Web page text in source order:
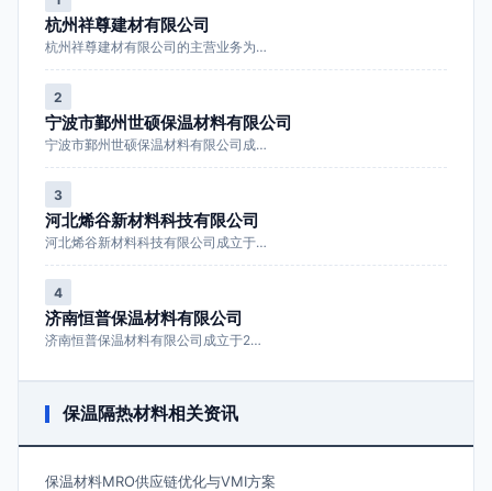
杭州祥尊建材有限公司
杭州祥尊建材有限公司的主营业务为…
2
宁波市鄞州世硕保温材料有限公司
宁波市鄞州世硕保温材料有限公司成…
3
河北烯谷新材料科技有限公司
河北烯谷新材料科技有限公司成立于…
4
济南恒普保温材料有限公司
济南恒普保温材料有限公司成立于2…
保温隔热材料相关资讯
保温材料MRO供应链优化与VMI方案